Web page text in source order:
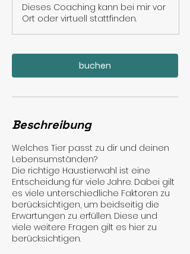
d
Dieses Coaching kann bei mir vor
Ort oder virtuell stattfinden.
buchen
Beschreibung
Welches Tier passt zu dir und deinen
Lebensumständen?
Die richtige Haustierwahl ist eine
Entscheidung für viele Jahre. Dabei gilt
es viele unterschiedliche Faktoren zu
berücksichtigen, um beidseitig die
Erwartungen zu erfüllen. Diese und
viele weitere Fragen gilt es hier zu
berücksichtigen.